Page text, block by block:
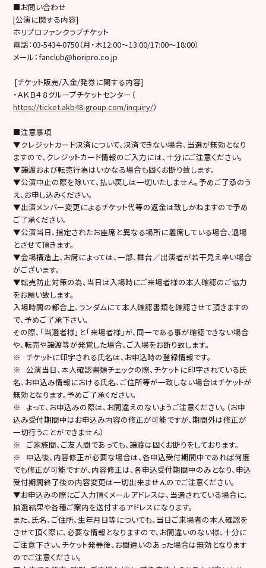
■お問い合わせ
[公演に関する内容]
ホリプロファンクラブチケット
電話：03-5434-0750（月・木12:00～13:00/17:00～18:00）
メール：fanclub@horipro.co.jp
[チケット販売/入金/発券に関する内容]
・ＡＫＢ４８グループチケットセンター（
https://ticket.akb48-group.com/inquiry/）
■注意事項
▼クレジットカード決済について、決済できない場合、当選が無効となり
ますので、クレジットカード情報のご入力には、十分にご注意ください。
▼譲渡および転売行為はいかなる場合も固くお断り致します。
▼公演中止の際を除いて、払い戻しは一切いたしません。予めご了承のう
え、お申し込みください。
▼出演メンバー変更によるチケット代等の返金は致しかねますので予め
ご了承ください。
▼公演当日、指定されたお座席と異なる場所に着席している場合、退場
とさせて頂きます。
▼会場構造上、お席によっては、一部、舞台／出演者が若干見え辛い場合
がございます。
▼転売防止対策の為、当日は入場時にご来場者様の本人確認のご協力
をお願い致します。
入場時間の都合上、ランダムにて本人確認書類を確認させて頂きますの
で、予めご了承下さい。
その際、「当選者様」と「来場者様」が、同一である事が確認できない場合
や、転売や譲渡等が発覚した場合、ご入場をお断り致します。
※ チケットに印字される氏名は、お申込時の登録情報です。
※ 公演当日、本人確認書類チェックの際、チケットに印字されている氏
名、お申込み情報における氏名、ご住所等が一致しない場合はチケットが
無効となります。予めご了承ください。
※ よって、お申込みの際は、お間違えのないようご注意ください。（お申
込み受付期間中はお申込み内容の修正が可能ですが、期間外は修正が
一切行うことができません）
※ ご家族間、ご友人間であっても、譲渡は固くお断りをしております。
※ 申込後、内容修正が必要な場合は、各申込受付期間中であれば何度
でも修正が可能ですが、内容修正は、各申込受付期間中のみとなり、申込
受付期間終了後の内容変更は一切出来ませんのでご注意ください。
▼お申込みの際にご入力頂くメールアドレスは、当選されている場合に、
抽選結果や各種ご案内を送付するアドレスになります。
また、氏名、ご住所、生年月日等についても、当日ご来場者の本人確認を
させて頂く際に、必要な情報となりますので、お間違いのない様、十分に
ご注意下さい。チケット発券後、お間違いのあった場合は無効となります
のでご注意ください。